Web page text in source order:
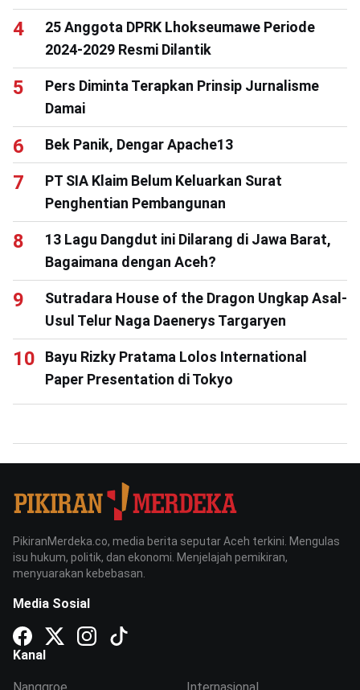
25 Anggota DPRK Lhokseumawe Periode
2024-2029 Resmi Dilantik
Pers Diminta Terapkan Prinsip Jurnalisme
Damai
Bek Panik, Dengar Apache13
PT SIA Klaim Belum Keluarkan Surat
Penghentian Pembangunan
13 Lagu Dangdut ini Dilarang di Jawa Barat,
Bagaimana dengan Aceh?
Sutradara House of the Dragon Ungkap Asal-
Usul Telur Naga Daenerys Targaryen
Bayu Rizky Pratama Lolos International
Paper Presentation di Tokyo
PikiranMerdeka.co, media berita seputar Aceh terkini. Mengulas
isu hukum, politik, dan ekonomi. Menjelajah pemikiran,
menyuarakan kebebasan.
Media Sosial
Kanal